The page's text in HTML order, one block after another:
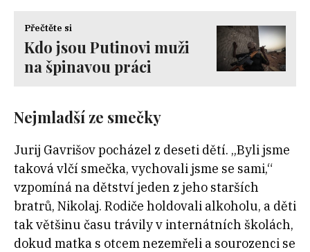
Přečtěte si
Kdo jsou Putinovi muži
na špinavou práci
Nejmladší ze smečky
Jurij Gavrišov pocházel z deseti dětí. „Byli jsme
taková vlčí smečka, vychovali jsme se sami,“
vzpomíná na dětství jeden z jeho starších
bratrů, Nikolaj. Rodiče holdovali alkoholu, a děti
tak většinu času trávily v internátních školách,
dokud matka s otcem nezemřeli a sourozenci se